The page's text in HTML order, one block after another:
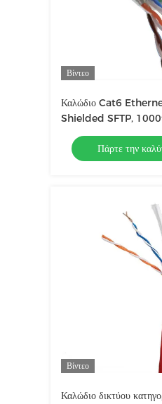
Βίντεο
Καλώδιο Cat6
Shielded SFTP,
Solid Bare Copper,
Πάρτε την
Βίντεο
Καλώδιο δικτύου